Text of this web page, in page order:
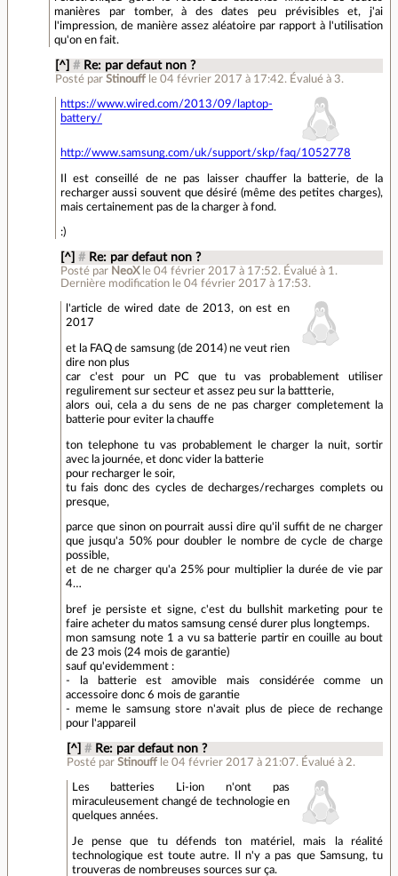
manières par tomber, à des dates peu prévisibles et, j'ai
l'impression, de manière assez aléatoire par rapport à l'utilisation
qu'on en fait.
[^] # Re: par defaut non ?
Posté par Stinouff le 04 février 2017 à 17:42. Évalué à 3.
https://www.wired.com/2013/09/laptop-
battery/
http://www.samsung.com/uk/support/skp/faq/1052778
Il est conseillé de ne pas laisser chauffer la batterie, de la
recharger aussi souvent que désiré (même des petites charges),
mais certainement pas de la charger à fond.
:)
[^] # Re: par defaut non ?
Posté par NeoX le 04 février 2017 à 17:52. Évalué à 1 .
Dernière modification le 04 février 2017 à 17:53.
l'article de wired date de 2013, on est en
2017
et la FAQ de samsung (de 2014) ne veut rien
dire non plus
car c'est pour un PC que tu vas probablement utiliser
regulirement sur secteur et assez peu sur la battterie,
alors oui, cela a du sens de ne pas charger completement la
batterie pour eviter la chauffe
ton telephone tu vas probablement le charger la nuit, sortir
avec la journée, et donc vider la batterie
pour recharger le soir,
tu fais donc des cycles de decharges/recharges complets ou
presque,
parce que sinon on pourrait aussi dire qu'il suffit de ne charger
que jusqu'a 50% pour doubler le nombre de cycle de charge
possible,
et de ne charger qu'a 25% pour multiplier la durée de vie par
4…
bref je persiste et signe, c'est du bullshit marketing pour te
faire acheter du matos samsung censé durer plus longtemps.
mon samsung note 1 a vu sa batterie partir en couille au bout
de 23 mois (24 mois de garantie)
sauf qu'evidemment :
- la batterie est amovible mais considérée comme un
accessoire donc 6 mois de garantie
- meme le samsung store n'avait plus de piece de rechange
pour l'appareil
[^] # Re: par defaut non ?
Posté par Stinouff le 04 février 2017 à 21:07. Évalué à 2.
Les batteries Li-ion n'ont pas
miraculeusement changé de technologie en
quelques années.
Je pense que tu défends ton matériel, mais la réalité
technologique est toute autre. Il n'y a pas que Samsung, tu
trouveras de nombreuses sources sur ça.